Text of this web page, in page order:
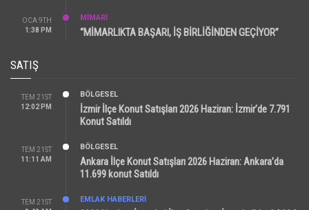
OCA 9TH
1:38 PM
MİMARİ
“MİMARLIKTA BAŞARI, İŞ BİRLİĞİNDEN GEÇİYOR”
SATIŞ
TEM 21ST
12:02 PM
BÖLGESEL
İzmir İlçe Konut Satışları 2026 Haziran: İzmir’de 7.791
Konut Satıldı
TEM 21ST
11:11 AM
BÖLGESEL
Ankara İlçe Konut Satışları 2026 Haziran: Ankara’da
11.699 konut Satıldı
TEM 21ST
EMLAK HABERLERI